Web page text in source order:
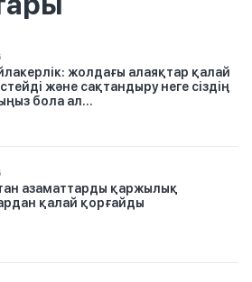
жолдағы алаяқтар қалай
және сақтандыру неге сіздің
бола ал...
азаматтарды қаржылық
қалай қорғайды